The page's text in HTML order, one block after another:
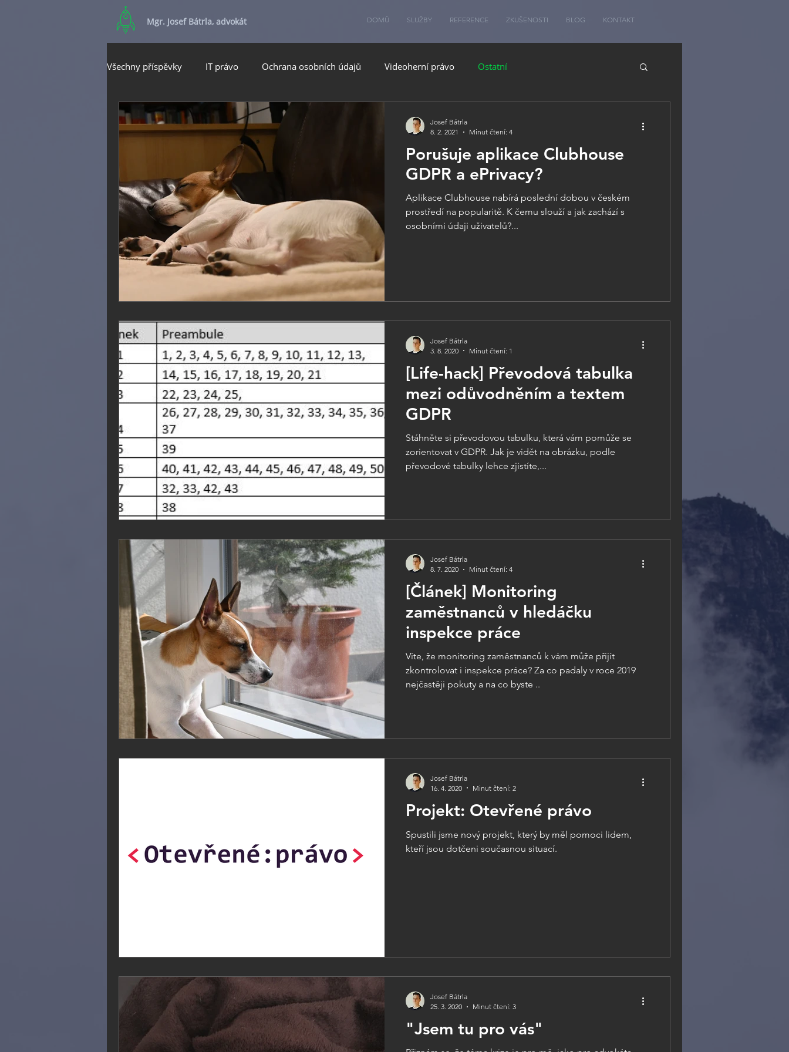
Mgr. Josef Bátrla, advokát DOMŮ SLUŽBY REFERENCE ZKUŠENOSTI BLOG KONTAKT
Všechny příspěvky IT právo Ochrana osobních údajů Videoherní právo Ostatní
Porušuje aplikace Clubhouse
GDPR a ePrivacy?
Aplikace Clubhouse nabírá poslední dobou v českém
prostředí na popularitě. K čemu slouží a jak zachází s
osobními údaji uživatelů?...
Josef Bátrla
8. 2. 2021
Minut čtení: 4
[Life-hack] Převodová tabulka
mezi odůvodněním a textem
GDPR
Stáhněte si převodovou tabulku, která vám pomůže se
zorientovat v GDPR. Jak je vidět na obrázku, podle
převodové tabulky lehce zjistíte,...
Josef Bátrla
3. 8. 2020
Minut čtení: 1
[Článek] Monitoring
zaměstnanců v hledáčku
inspekce práce
Víte, že monitoring zaměstnanců k vám může přijít
zkontrolovat i inspekce práce? Za co padaly v roce 2019
nejčastěji pokuty a na co byste ..
Josef Bátrla
8. 7. 2020
Minut čtení: 4
Projekt: Otevřené právo
Spustili jsme nový projekt, který by měl pomoci lidem,
kteří jsou dotčeni současnou situací.
Josef Bátrla
16. 4. 2020
Minut čtení: 2
"Jsem tu pro vás"
Josef Bátrla
25. 3. 2020
Minut čtení: 3